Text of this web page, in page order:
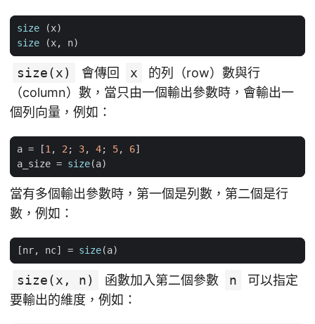
size (x)
size
(x, n)
size(x) 會傳回 x
的列（row）數與行
（column）數，當只由一個輸出參數時，會輸出一
個列向量，例如：
a = [1, 2; 3, 4; 5, 6]
a_size = size(a)
當有多個輸出參數時，第一個是列數，第二個是行
數，例如：
[nr, nc] = size(a)
size(x, n) 函數加入第二個參數 n
可以指定
要輸出的維度，例如：